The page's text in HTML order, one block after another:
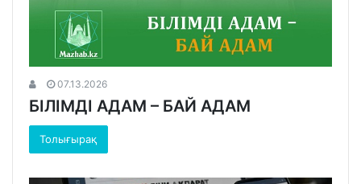
07.13.2026
БІЛІМДІ АДАМ – БАЙ АДАМ
Толығырақ